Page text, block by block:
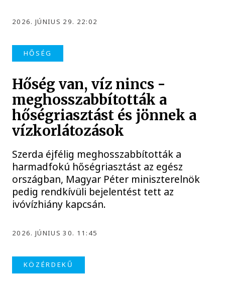
2026. JÚNIUS 29. 22:02
HŐSÉG
Hőség van, víz nincs -
meghosszabbították a
hőségriasztást és jönnek a
vízkorlátozások
Szerda éjfélig meghosszabbították a
harmadfokú hőségriasztást az egész
országban, Magyar Péter miniszterelnök
pedig rendkívüli bejelentést tett az
ivóvízhiány kapcsán.
2026. JÚNIUS 30. 11:45
KÖZÉRDEKŰ